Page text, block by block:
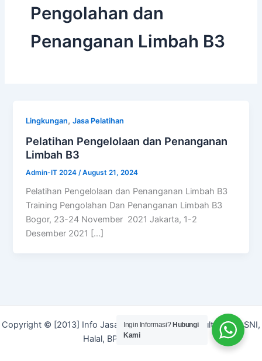
Pengolahan dan
Penanganan Limbah B3
Lingkungan,Jasa Pelatihan
Pelatihan Pengelolaan dan Penanganan
Limbah B3
Admin-IT 2024 /August 21, 2024
Pelatihan Pengelolaan dan Penanganan Limbah B3
Training Pengolahan Dan Penanganan Limbah B3
Bogor, 23-24 November 2021 Jakarta, 1-2
Desember 2021 […]
Copyright © [2013] Info Jasa | Layanan Jasa Konsultan ISO, SNI,
Halal, BPOM dan Merek]
Ingin Informasi? Hubungi
Kami